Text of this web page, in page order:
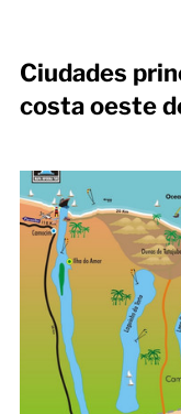
Ciudades
costa oeste